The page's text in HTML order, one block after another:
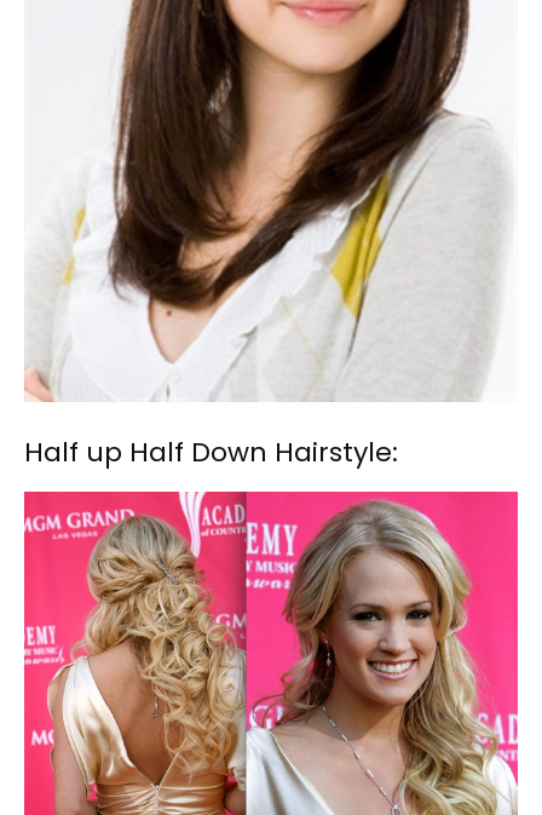
Half up Half Down Hairstyle: